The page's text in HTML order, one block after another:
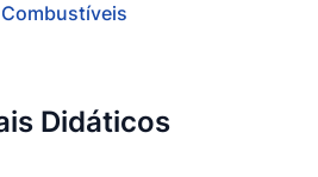
Didáticos